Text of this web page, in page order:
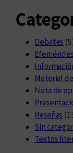
Debates
Efemérides
Material
Nota de
Reseñas
Sin
Textos